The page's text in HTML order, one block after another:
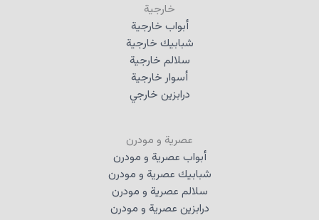
خارجية
أبواب خارجية
شبابيك خارجية
سلالم خارجية
أسوار خارجية
درابزين خارجي
عصرية و مودرن
أبواب عصرية و مودرن
شبابيك عصرية و مودرن
سلالم عصرية و مودرن
درابزين عصرية و مودرن